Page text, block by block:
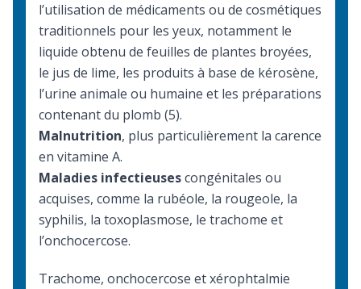
l’utilisation de médicaments ou de cosmétiques
traditionnels pour les yeux, notamment le
liquide obtenu de feuilles de plantes broyées,
le jus de lime, les produits à base de kérosène,
l’urine animale ou humaine et les préparations
contenant du plomb (5).
Malnutrition, plus particulièrement la carence
en vitamine A.
Maladies infectieusescongénitales ou
acquises, comme la rubéole, la rougeole, la
syphilis, la toxoplasmose, le trachome et
l’onchocercose.
Trachome, onchocercose et xérophtalmie